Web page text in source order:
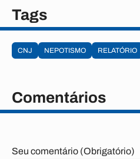
Tags
CNJ NEPOTISMO RELATÓRIO
Comentários
Seu comentário (Obrigatório)